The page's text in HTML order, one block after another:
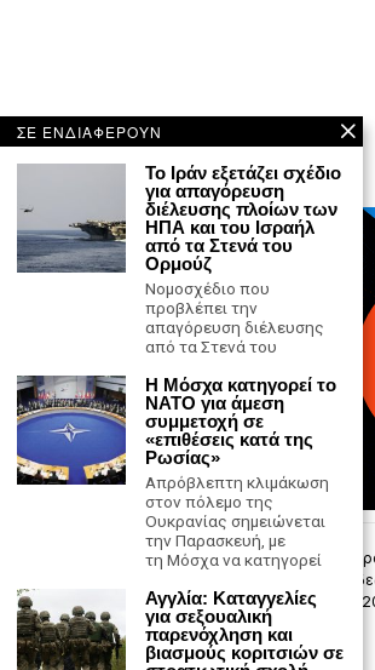
Επικοινωνία Πολιτική Απορρήτου
Πολιτική προστασίας προσωπικών
Δήλωση συμμόρφωσης -σύσταση (ΕΕ)
Μ.Η.Τ. 242033
ΣΕ ΕΝΔΙΑΦΕΡΟΥΝ
Το Ιράν εξετάζει σχέδιο
για απαγόρευση
διέλευσης πλοίων των
ΗΠΑ και του Ισραήλ
από τα Στενά του
Ορμούζ
Νομοσχέδιο που
προβλέπει την
απαγόρευση διέλευσης
από τα Στενά του
Η Μόσχα κατηγορεί το
ΝΑΤΟ για άμεση
συμμετοχή σε
«επιθέσεις κατά της
Ρωσίας»
Απρόβλεπτη κλιμάκωση
στον πόλεμο της
Ουκρανίας σημειώνεται
την Παρασκευή, με
τη Μόσχα να κατηγορεί
Αγγλία: Καταγγελίες
για σεξουαλική
παρενόχληση και
βιασμούς κοριτσιών σε